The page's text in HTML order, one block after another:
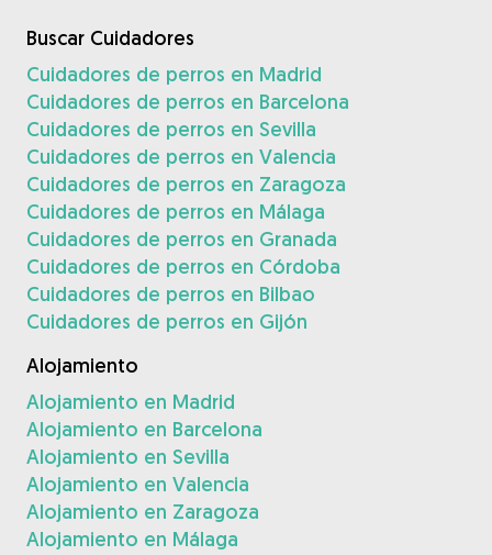
Buscar Cuidadores
Cuidadores de perros en Madrid
Cuidadores de perros en Barcelona
Cuidadores de perros en Sevilla
Cuidadores de perros en Valencia
Cuidadores de perros en Zaragoza
Cuidadores de perros en Málaga
Cuidadores de perros en Granada
Cuidadores de perros en Córdoba
Cuidadores de perros en Bilbao
Cuidadores de perros en Gijón
Alojamiento
Alojamiento en Madrid
Alojamiento en Barcelona
Alojamiento en Sevilla
Alojamiento en Valencia
Alojamiento en Zaragoza
Alojamiento en Málaga